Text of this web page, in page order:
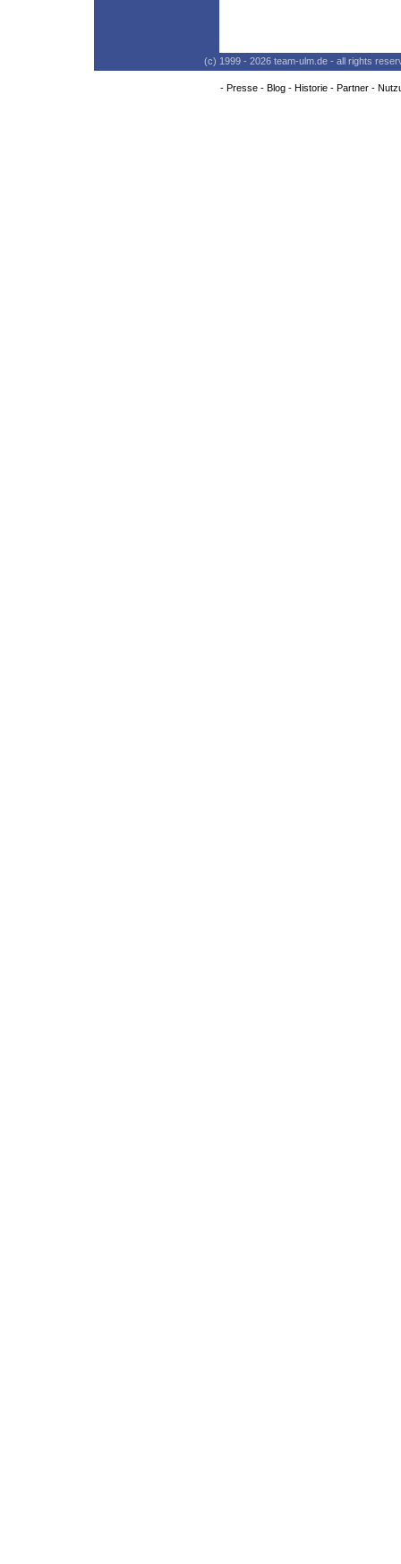
(c) 1999 - 2026 team-ulm.de - all rights
- Presse- Blog- Historie- Partner-